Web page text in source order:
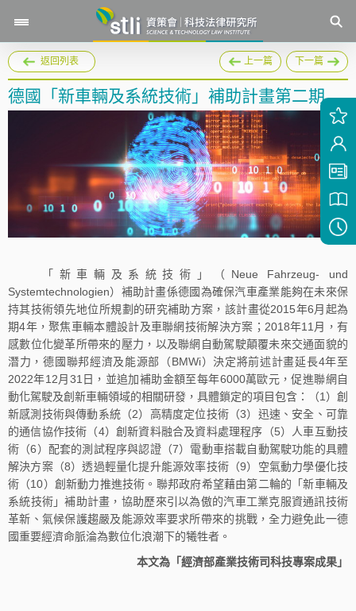
返回列表 上一篇 下一篇
德國「新車輛及系統技術」補助計畫第二期
「新車輛及系統技術」（Neue Fahrzeug- und
Systemtechnologien）補助計畫係德國為確保汽車產業能夠在未來保
持其技術領先地位所規劃的研究補助方案，該計畫從2015年6月起為
期4年，聚焦車輛本體設計及車聯網技術解決方案；2018年11月，有
感數位化變革所帶來的壓力，以及聯網自動駕駛顛覆未來交通面貌的
潛力，德國聯邦經濟及能源部（BMWi）決定將前述計畫延長4年至
2022年12月31日，並追加補助金額至每年6000萬歐元，促進聯網自
動化駕駛及創新車輛領域的相關研發，具體鎖定的項目包含：（1）創
新感測技術與傳動系統（2）高精度定位技術（3）迅速、安全、可靠
的通信協作技術（4）創新資料融合及資料處理程序（5）人車互動技
術（6）配套的測試程序與認證（7）電動車搭載自動駕駛功能的具體
解決方案（8）透過輕量化提升能源效率技術（9）空氣動力學優化技
術（10）創新動力推進技術。聯邦政府希望藉由第二輪的「新車輛及
系統技術」補助計畫，協助歷來引以為傲的汽車工業克服資通訊技術
革新、氣候保護趨嚴及能源效率要求所帶來的挑戰，全力避免此一德
國重要經濟命脈淪為數位化浪潮下的犧牲者。
本文為「經濟部產業技術司科技專案成果」